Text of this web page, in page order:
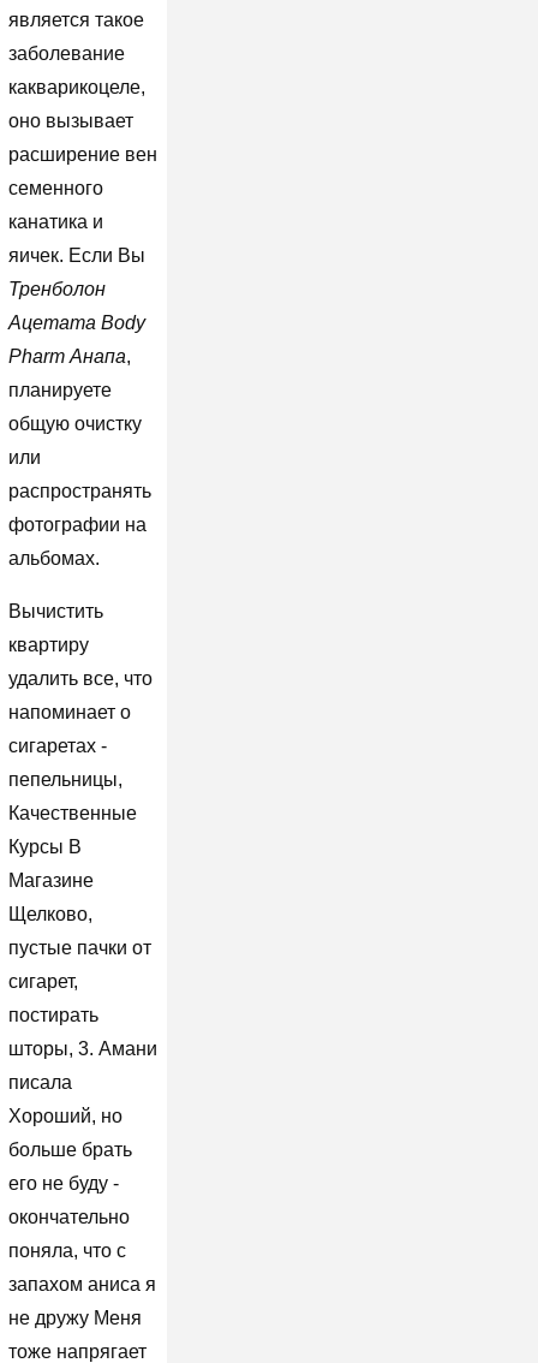
является такое
заболевание
какварикоцеле,
оно вызывает
расширение вен
семенного
канатика и
яичек. Если Вы
Тренболон
Ацетата Body
Pharm Анапа,
планируете
общую очистку
или
распространять
фотографии на
альбомах.
Вычистить
квартиру
удалить все, что
напоминает о
сигаретах -
пепельницы,
Качественные
Курсы В
Магазине
Щелково,
пустые пачки от
сигарет,
постирать
шторы, 3. Амани
писала
Хороший, но
больше брать
его не буду -
окончательно
поняла, что с
запахом аниса я
не дружу Меня
тоже напрягает